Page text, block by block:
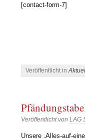
[contact-form-7]
Veröffentlicht in
Veröffentlicht vonLAG
Unsere „Alles-auf-